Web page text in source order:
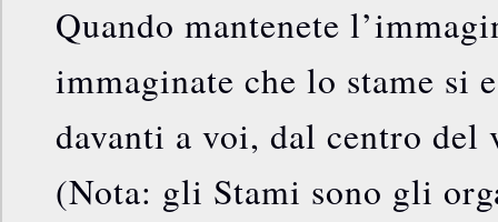
Quando mantenete
immaginate che lo stame si
davanti a voi, dal centro del
(Nota: gli Stami sono gli